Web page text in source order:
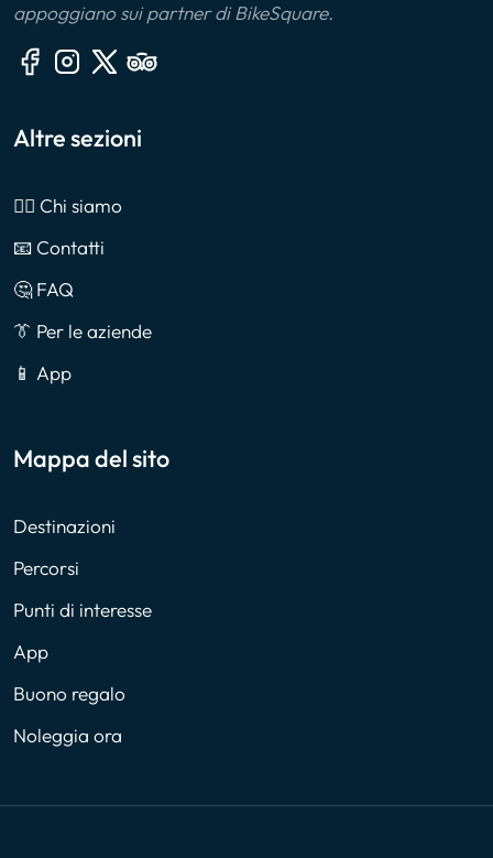
appoggiano sui partner di BikeSquare.
Altre sezioni
🙎‍♂️ Chi siamo
📧 Contatti
🤔 FAQ
👔 Per le aziende
📱 App
Mappa del sito
Destinazioni
Percorsi
Punti di interesse
App
Buono regalo
Noleggia ora